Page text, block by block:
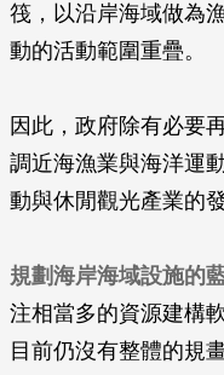
筏，以沿岸海域做為
動的活動範圍重疊。
因此，政府除有必要
調近海漁業與海洋運
動與休閒觀光產業的發
規劃海岸海域設施的
注相當多的資源建構
目前仍沒有整體的規